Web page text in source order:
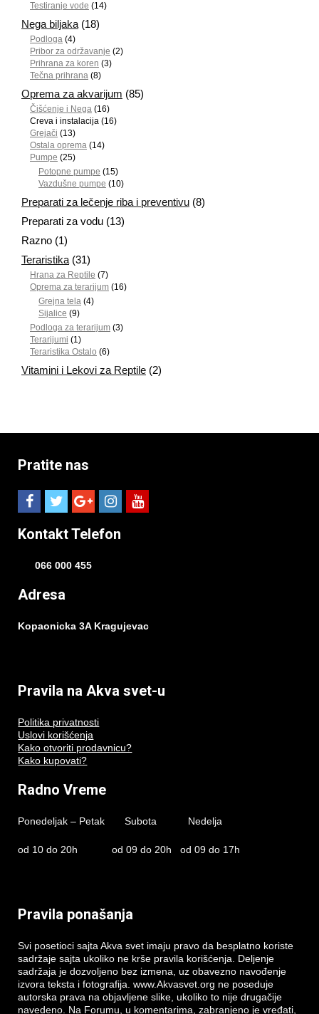
Testiranje vode (14)
Nega biljaka (18)
Podloga (4)
Pribor za održavanje (2)
Prihrana za koren (3)
Tečna prihrana (8)
Oprema za akvarijum (85)
Čišćenje i Nega (16)
Creva i instalacija (16)
Grejači (13)
Ostala oprema (14)
Pumpe (25)
Potopne pumpe (15)
Vazdušne pumpe (10)
Preparati za lečenje riba i preventivu (8)
Preparati za vodu (13)
Razno (1)
Teraristika (31)
Hrana za Reptile (7)
Oprema za terarijum (16)
Grejna tela (4)
Sijalice (9)
Podloga za terarijum (3)
Terarijumi (1)
Teraristika Ostalo (6)
Vitamini i Lekovi za Reptile (2)
Pratite nas
Kontakt Telefon
066 000 455
Adresa
Kopaonicka 3A Kragujevac
Pravila na Akva svet-u
Politika privatnosti
Uslovi korišćenja
Kako otvoriti prodavnicu?
Kako kupovati?
Radno Vreme
Ponedeljak – Petak Subota Nedelja
od 10 do 20h od 09 do 20h od 09 do 17h
Pravila ponašanja
Svi posetioci sajta Akva svet imaju pravo da besplatno koriste
sadržaje sajta ukoliko ne krše pravila korišćenja. Deljenje
sadržaja je dozvoljeno bez izmena, uz obavezno navođenje
izvora teksta i fotografija. www.Akvasvet.org ne poseduje
autorska prava na objavljene slike, ukoliko to nije drugačije
navedeno. Na Forumu, u komentarima, zabranjeno je vređati,